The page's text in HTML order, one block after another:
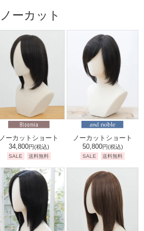
ノーカット
ノーカットショート
34,800円(税込)
SALE 送料無料
ノーカットショート
50,800円(税込)
SALE 送料無料